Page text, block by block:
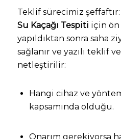
Teklif sürecimiz şeffaftır:
Su Kaçağı Tespiti için
yapıldıktan sonra saha
sağlanır ve yazılı teklif
netleştirilir:
Hangi cihaz ve
kapsamında olduğu.
Onarım gerekiyorsa